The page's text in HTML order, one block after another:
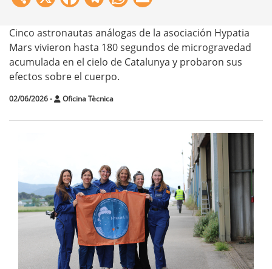
Cinco astronautas análogas de la asociación Hypatia
Mars vivieron hasta 180 segundos de microgravedad
acumulada en el cielo de Catalunya y probaron sus
efectos sobre el cuerpo.
02/06/2026- Oficina Tècnica